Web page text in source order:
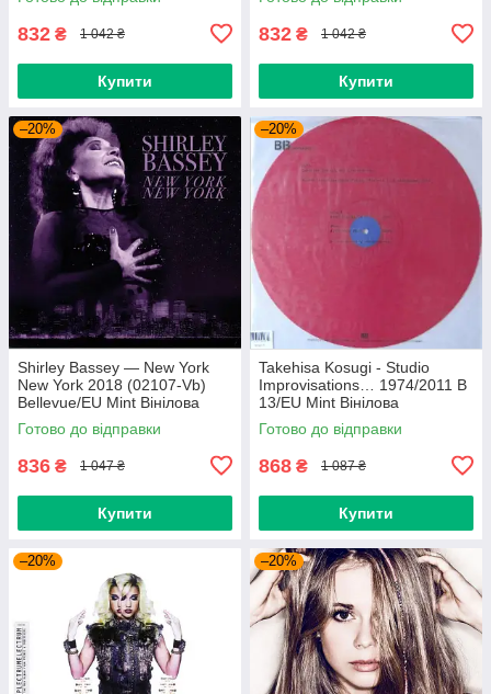
832 ₴ 1 042 ₴
Купити
832 ₴ 1 042 ₴
Купити
–20%
Shirley Bassey — New York
New York 2018 (02107-Vb)
Bellevue/EU Mint Вінілова
платівка (art.238985)
Готово до відправки
836 ₴ 1 047 ₴
Купити
–20%
Takehisa Kosugi - Studio
Improvisations… 1974/2011 B
13/EU Mint Вінілова
пластинка (art.232754)
Готово до відправки
868 ₴ 1 087 ₴
Купити
–20% –20%